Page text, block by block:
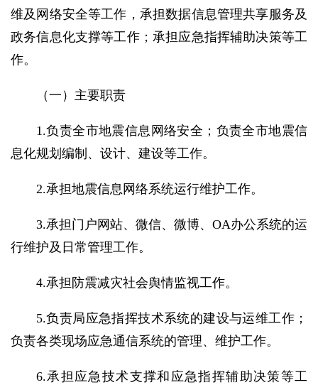
维及网络安全等工作，承担数据信息管理共享服务及
政务信息化支撑等工作；承担应急指挥辅助决策等工
作。
（一）主要职责
1.负责全市地震信息网络安全；负责全市地震信
息化规划编制、设计、建设等工作。
2.承担地震信息网络系统运行维护工作。
3.承担门户网站、微信、微博、OA办公系统的运
行维护及日常管理工作。
4.承担防震减灾社会舆情监视工作。
5.负责局应急指挥技术系统的建设与运维工作；
负责各类现场应急通信系统的管理、维护工作。
6.承担应急技术支撑和应急指挥辅助决策等工